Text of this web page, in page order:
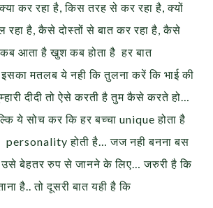
कर रहा है, किस तरह से कर रहा है, क्यों
है, कैसे दोस्तों से बात कर रहा है, कैसे
कब आता है खुश कब होता है हर बात
मतलब ये नही कि तुलना करें कि भाई की
दीदी तो ऐसे करती है तुम कैसे करते हो…
ये सोच कर कि हर बच्चा unique होता है
personality होती है… जज नही बनना बस
बेहतर रुप से जानने के लिए… जरुरी है कि
है.. तो दूसरी बात यही है कि